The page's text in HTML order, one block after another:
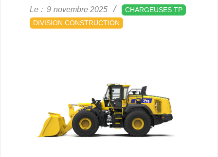
2025-
11-
09
Le : 9 novembre 2025
CHARGEUSES TP
DIVISION CONSTRUCTION